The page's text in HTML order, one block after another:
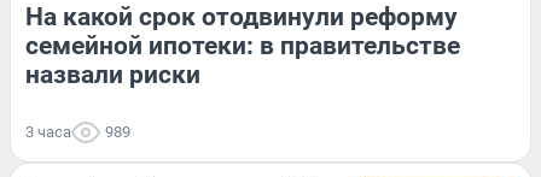
На какой срок отодвинули реформу
семейной ипотеки: в правительстве
назвали риски
3 часа 989